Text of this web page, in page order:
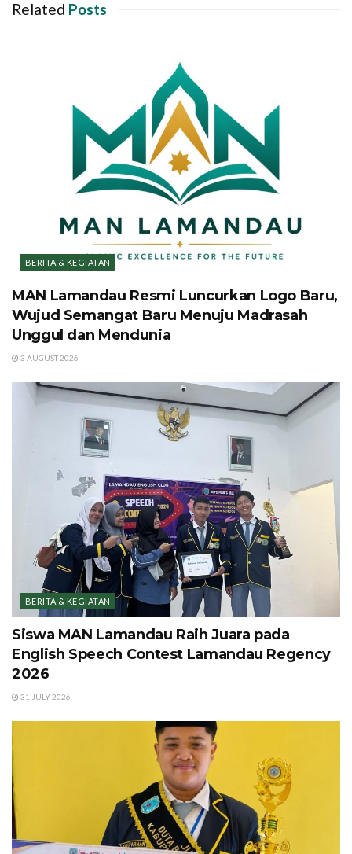
Related Posts
BERITA & KEGIATAN
MAN Lamandau Resmi Luncurkan Logo Baru,
Wujud Semangat Baru Menuju Madrasah
Unggul dan Mendunia
3 AUGUST 2026
BERITA & KEGIATAN
Siswa MAN Lamandau Raih Juara pada
English Speech Contest Lamandau Regency
2026
31 JULY 2026